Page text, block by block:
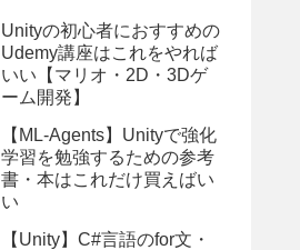
Unityの初心者におすすめの
Udemy講座はこれをやれば
いい【マリオ・2D・3Dゲ
ーム開発】
【ML-Agents】Unityで強化
学習を勉強するための参考
書・本はこれだけ買えばい
い
【Unity】C#言語のfor文・